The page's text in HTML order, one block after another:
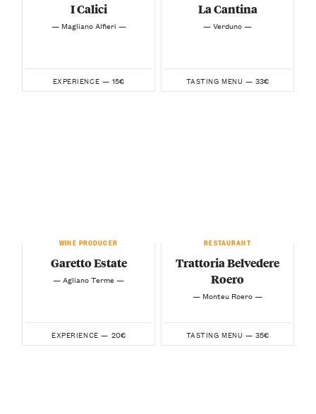
I Calici
— Magliano Alfieri —
EXPERIENCE — 15€
La Cantina
— Verduno —
TASTING MENU — 33€
WINE PRODUCER
Garetto Estate
— Agliano Terme —
EXPERIENCE — 20€
RESTAURANT
Trattoria Belvedere
Roero
— Monteu Roero —
TASTING MENU — 35€